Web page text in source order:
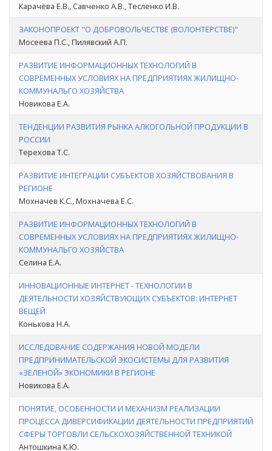
Карачёва Е.В., Савченко А.В., Тесленко И.В.
ЗАКОНОПРОЕКТ "О ДОБРОВОЛЬЧЕСТВЕ (ВОЛОНТЕРСТВЕ)"
Мосеева П.С., Пилявский А.П.
РАЗВИТИЕ ИНФОРМАЦИОННЫХ ТЕХНОЛОГИЙ В
СОВРЕМЕННЫХ УСЛОВИЯХ НА ПРЕДПРИЯТИЯХ ЖИЛИЩНО-
КОММУНАЛЬГО ХОЗЯЙСТВА
Новикова Е.А.
ТЕНДЕНЦИИ РАЗВИТИЯ РЫНКА АЛКОГОЛЬНОЙ ПРОДУКЦИИ В
РОССИИ
Терехова Т.С.
РАЗВИТИЕ ИНТЕГРАЦИИ СУБЪЕКТОВ ХОЗЯЙСТВОВАНИЯ В
РЕГИОНЕ
Мохначев К.С., Мохначева Е.С.
РАЗВИТИЕ ИНФОРМАЦИОННЫХ ТЕХНОЛОГИЙ В
СОВРЕМЕННЫХ УСЛОВИЯХ НА ПРЕДПРИЯТИЯХ ЖИЛИЩНО-
КОММУНАЛЬГО ХОЗЯЙСТВА
Селина Е.А.
ИННОВАЦИОННЫЕ ИНТЕРНЕТ - ТЕХНОЛОГИИ В
ДЕЯТЕЛЬНОСТИ ХОЗЯЙСТВУЮЩИХ СУБЪЕКТОВ: ИНТЕРНЕТ
ВЕЩЕЙ
Конькова Н.А.
ИССЛЕДОВАНИЕ СОДЕРЖАНИЯ НОВОЙ МОДЕЛИ
ПРЕДПРИНИМАТЕЛЬСКОЙ ЭКОСИСТЕМЫ ДЛЯ РАЗВИТИЯ
«ЗЕЛЕНОЙ» ЭКОНОМИКИ В РЕГИОНЕ
Новикова Е.А.
ПОНЯТИЕ, ОСОБЕННОСТИ И МЕХАНИЗМ РЕАЛИЗАЦИИ
ПРОЦЕССА ДИВЕРСИФИКАЦИИ ДЕЯТЕЛЬНОСТИ ПРЕДПРИЯТИЙ
СФЕРЫ ТОРГОВЛИ СЕЛЬСКОХОЗЯЙСТВЕННОЙ ТЕХНИКОЙ
Антошкина К.Ю.